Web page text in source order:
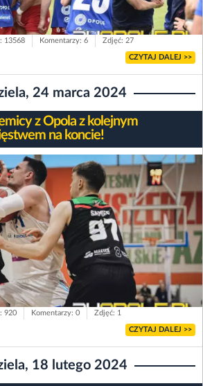
13568 Komentarzy: 6 Zdjęć: 27
CZYTAJ DALEJ >>
24 marca 2024
z Opola z kolejnym
na koncie!
920 Komentarzy: 0 Zdjęć: 1
CZYTAJ DALEJ >>
18 lutego 2024